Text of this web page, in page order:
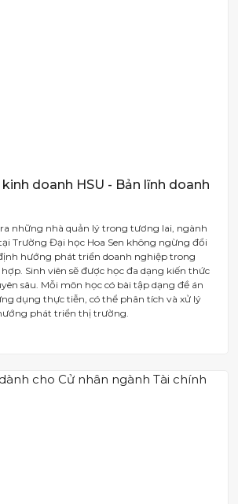
doanh HSU - Bản lĩnh doanh
những nhà quản lý trong tương lai, ngành
Trường Đại học Hoa Sen không ngừng đổi
hướng phát triển doanh nghiệp trong
Sinh viên sẽ được học đa dạng kiến thức
sâu. Mỗi môn học có bài tập dạng đề án
dụng thực tiễn, có thể phân tích và xử lý
phát triển thị trường.